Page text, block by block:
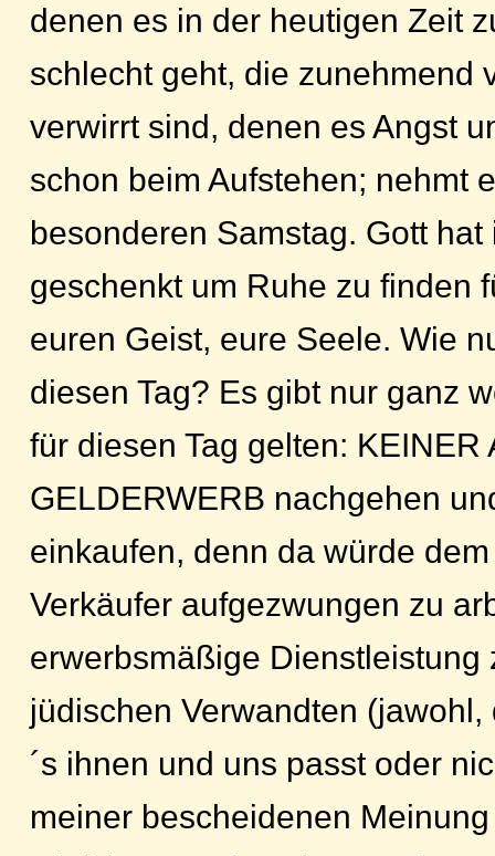
denen es in der heutigen Zeit
schlecht geht, die zunehmend
verwirrt sind, denen es Angst
schon beim Aufstehen; nehmt
besonderen Samstag. Gott hat
geschenkt um Ruhe zu finden
euren Geist, eure Seele. Wie
diesen Tag? Es gibt nur ganz
für diesen Tag gelten: KEINER
GELDERWERB nachgehen
einkaufen, denn da würde
Verkäufer aufgezwungen zu
erwerbsmäßige Dienstleistung
jüdischen Verwandten
´s ihnen und uns passt oder
meiner bescheidenen